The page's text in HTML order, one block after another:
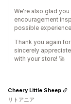
We're also glad
encouragement
possible
Thank you again
sincerely
with your store! 🚀
Cheery Little Sheep
リトアニア